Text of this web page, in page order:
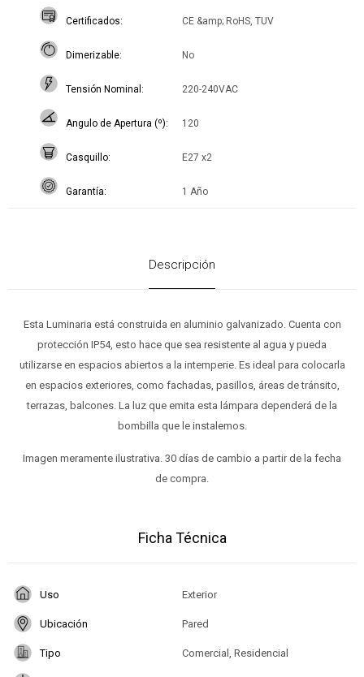
Certificados CE &amp; RoHS, TUV
Dimerizable No
Tensión Nominal 220-240VAC
Angulo de Apertura (º) 120
Casquillo E27 x2
Garantía 1 Año
Descripción
Esta Luminaria está construida en aluminio galvanizado. Cuenta con
protección IP54, esto hace que sea resistente al agua y pueda
utilizarse en espacios abiertos a la intemperie. Es ideal para colocarla
en espacios exteriores, como fachadas, pasillos, áreas de tránsito,
terrazas, balcones. La luz que emita esta lámpara dependerá de la
bombilla que le instalemos.
Imagen meramente ilustrativa. 30 días de cambio a partir de la fecha
de compra.
Ficha Técnica
Uso Exterior
Ubicación Pared
Tipo Comercial, Residencial